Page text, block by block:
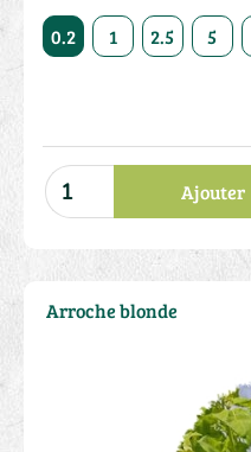
0.2 1 2.5 5
Ajouter
Arroche blonde